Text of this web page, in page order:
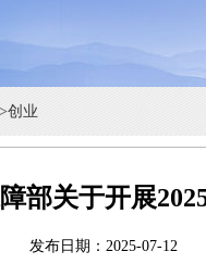
>创业
部关于开展
发布日期：2025-